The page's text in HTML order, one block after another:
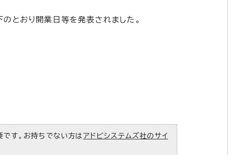
とおり開業日等を発表されました。
です。お持ちでない方は アドビシステムズ社のサイ